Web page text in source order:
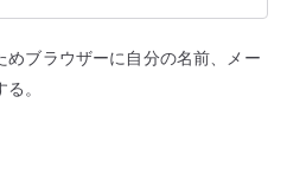
めブラウザーに自分の名前、メー
。